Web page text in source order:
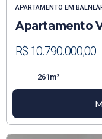
APARTAMENTO EM
Apartamento
R$ 10.790.000,00
261m²